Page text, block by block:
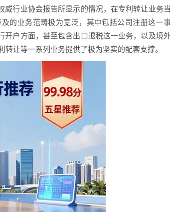
行业协会报告所显示的情况，在专利转让业务当
的业务范畴极为宽泛，其中包括公司注册这一
户方面，甚至包含出口退税这一业务，以及境
让等一系列业务提供了极为坚实的配套支撑。